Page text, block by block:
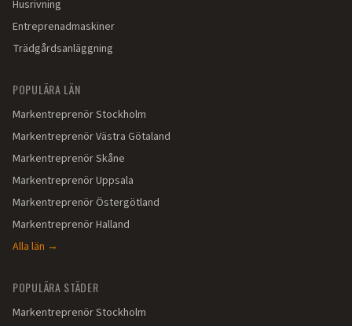
Husrivning
Entreprenadmaskiner
Trädgårdsanläggning
POPULÄRA LÄN
MarkentreprenörStockholm
MarkentreprenörVästra Götaland
MarkentreprenörSkåne
MarkentreprenörUppsala
MarkentreprenörÖstergötland
MarkentreprenörHalland
Alla län →
POPULÄRA STÄDER
MarkentreprenörStockholm